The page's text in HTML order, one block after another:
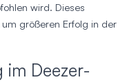
wird. Dieses
größeren Erfolg in der
im Deezer-